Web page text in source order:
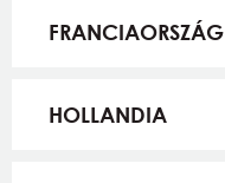
FRANCIAORSZÁG
HOLLANDIA